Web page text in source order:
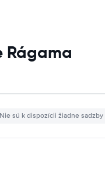
Rágama
Nie sú k dispozícii žiadne sadzby